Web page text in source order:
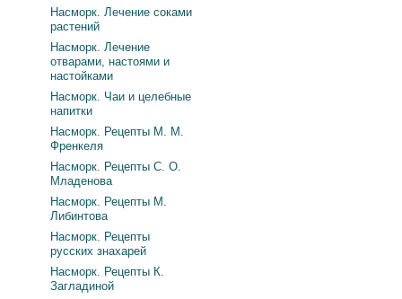
Насморк. Лечение соками
растений
Насморк. Лечение
отварами, настоями и
настойками
Насморк. Чаи и целебные
напитки
Насморк. Рецепты М. М.
Френкеля
Насморк. Рецепты С. О.
Младенова
Насморк. Рецепты М.
Либинтова
Насморк. Рецепты
русских знахарей
Насморк. Рецепты К.
Загладиной